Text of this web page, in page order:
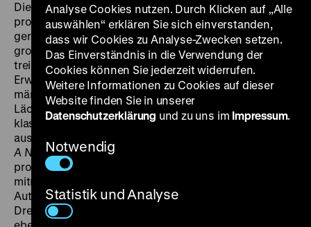
Die Screwball-Komödie gilt als geschlechterpolitisch
progressives Genre, das seinen weiblichen Figuren –
gerade im Vergleich zur romantischen Komödie – ein
großes Maß an Handlungsmacht zugestand. Sie
treiben die Handlung voran, entziehen sich
Erwartungen, setzen Tempo und Regeln, während
männliche Selbstbilder ins Wanken geraten und der
Lächerlichkeit preisgegeben werden. Waren die
klassischen Screwball Comedys jedoch fast
ausnahmslos von Männern inszeniert, ist Elaine Mays
A New Leafnicht nur ein Screwball-Update, das den
proto-feministischen Schwung der Klassiker
mitnimmt, sondern auch genuines Beispiel weiblicher
Autorinnenschaft. May führte Regie, schrieb das
Drehbuch und übernahm die weibliche Hauptrolle: die
Analyse Cookies nutzen. Durch Klicken auf „Alle
auswählen“ erklären Sie sich einverstanden,
dass wir Cookies zu Analyse-Zwecken setzen.
Das Einverständnis in die Verwendung der
Cookies können Sie jederzeit widerrufen.
Weitere Informationen zu Cookies auf dieser
Website finden Sie in unserer
Datenschutzerklärung und zu uns im Impressum.
Notwendig
Statistik und Analyse